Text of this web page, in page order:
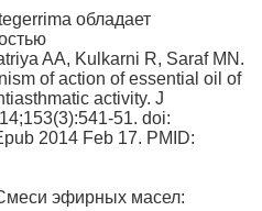
обладает
AA, Kulkarni R, Saraf MN.
of action of essential oil of
activity. J
51. doi:
2014 Feb 17. PMID:
эфирных масел: